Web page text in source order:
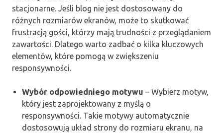
stacjonarne. Jeśli blog nie jest dostosowany do
różnych rozmiarów ekranów, może to skutkować
frustracją gości, którzy mają trudności z przeglądaniem
zawartości. Dlatego warto zadbać o kilka kluczowych
elementów, które pomogą w zwiększeniu
responsywności.
Wybór odpowiedniego motywu – Wybierz motyw,
który jest zaprojektowany z myślą o
responsywności. Takie motywy automatycznie
dostosowują układ strony do rozmiaru ekranu, na